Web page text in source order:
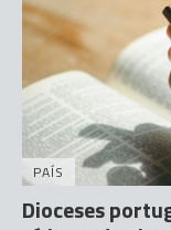
PAÍS
Dioceses